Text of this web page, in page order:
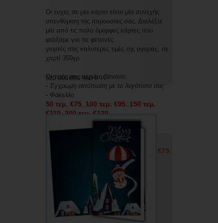
Οι ευχές σε μία κάρτα είναι μία συνεχής
υπενθύμιση της παρουσίας σας. Διαλέξτε
μία από τις πολύ όμορφες κάρτες που
φτάξαμε για τις φετεινές
γιορτές στις καλύτερες τιμές της αγοράς, σε
χαρτί 350γρ.
Οι τιμές μας περιλαμβάνουν:
- Έγχρωμη εκτύπωση με το λογότυπο σας
- Φάκελλο.
50 τεμ. €75, 100 τεμ. €95, 150 τεμ.
€110
200 τεμ. €120
Οι τιμές μας χωρίς εκτύπωση και χωρίς
φάκελο είναι οι εξής:
50 τεμ. €50 100 τεμ. €60, 150 τεμ. €75
520 000 000 960 6